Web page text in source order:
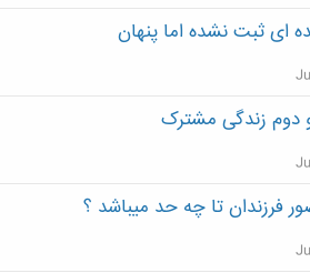
ای ثبت نشده اما پنهان
دوم زندگی مشترک
فرزندان تا چه حد میباشد ؟